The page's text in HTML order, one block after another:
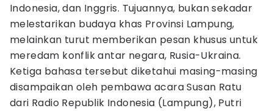
Indonesia, dan Inggris. Tujuannya, bukan sekadar
melestarikan budaya khas Provinsi Lampung,
melainkan turut memberikan pesan khusus untuk
meredam konflik antar negara, Rusia-Ukraina.
Ketiga bahasa tersebut diketahui masing-masing
disampaikan oleh pembawa acara Susan Ratu
dari Radio Republik Indonesia (Lampung), Putri